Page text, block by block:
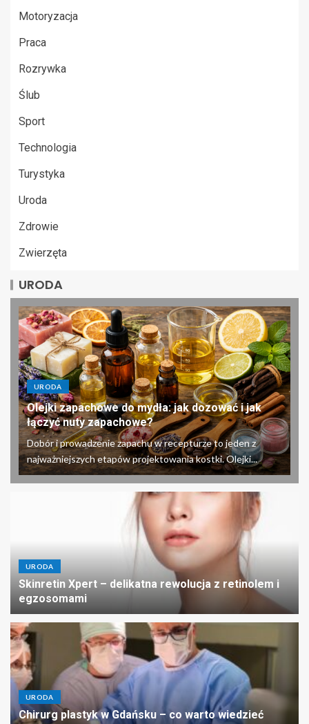
Motoryzacja
Praca
Rozrywka
Ślub
Sport
Technologia
Turystyka
Uroda
Zdrowie
Zwierzęta
URODA
URODA
Olejki zapachowe do mydła: jak dozować i jak
łączyć nuty zapachowe?
Dobór i prowadzenie zapachu w recepturze to jeden z
najważniejszych etapów projektowania kostki. Olejki...
URODA
Skinretin Xpert – delikatna rewolucja z retinolem i
egzosomami
URODA
Chirurg plastyk w Gdańsku – co warto wiedzieć